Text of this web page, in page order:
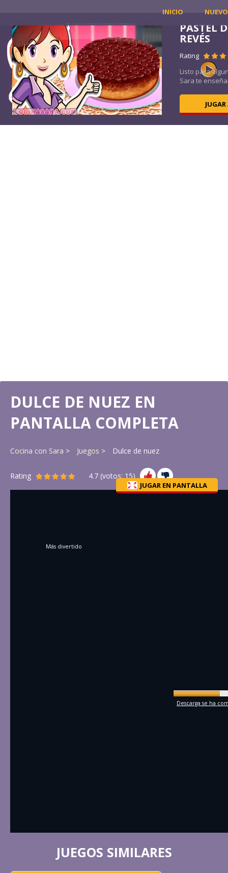
INICIO
PASTEL
REVÉS
Rating
Listo para
Sara te
DULCE DE NUEZ EN
PANTALLA COMPLETA
Cocina con Sara Juegos Dulce de nuez
Rating 4.7 (votos:15)
JUGAR EN PANTALLA
Más divertido
Descarga se ha
JUEGOS SIMILARES